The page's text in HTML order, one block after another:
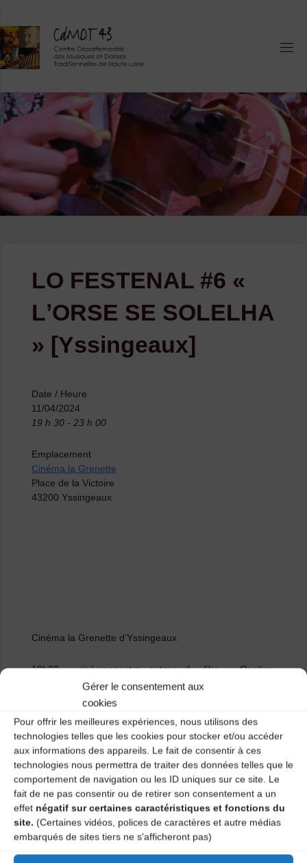
Gérer le consentement aux
cookies
Pour offrir les meilleures expériences, nous utilisons des
technologies telles que les cookies pour stocker et/ou accéder
aux informations des appareils. Le fait de consentir à ces
technologies nous permettra de traiter des données telles que le
comportement de navigation ou les ID uniques sur ce site. Le
fait de ne pas consentir ou de retirer son consentement a un
effet négatif sur certaines caractéristiques et fonctions du
site. (Certaines vidéos, polices de caractères et autre médias
embarqués de sites tiers ne s'afficheront pas)
content
LO FESTENAL #6 «
LʼORSE SE SOLELHA
» [Yssingeaux]
Date / Heure
11/04/2024
19 h 30 - 23 h 00
Emplacement
Cinéma la Grenette
Place de la Victoire
43200 Yssingeaux
Cinéma la Grenette d’Yssingeaux
19h30 : ciné-rencontre autour du film « Occitan,
gardarem la lenga » de Marc Khanne
Contacts :
https://lo-festenal.fr/
Catégories
Agenda